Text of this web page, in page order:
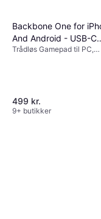
Backbone One for
And Android - USB-C
Playstation Edition
Trådløs Gamepad til PC,
499 kr.
9+ butikker